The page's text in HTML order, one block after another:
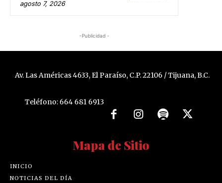
agosto 7, 2026
-Publicidad -
Av. Las Américas 4633, El Paraíso, C.P. 22106 / Tijuana, B.C.
Teléfono: 664 681 6913
Mapa de Sitio
INICIO
NOTICIAS DEL DÍA